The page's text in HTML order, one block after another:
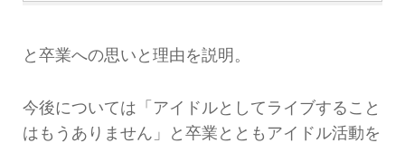
と卒業への思いと理由を説明。
今後については「アイドルとしてライブすること
はもうありません」と卒業とともアイドル活動を